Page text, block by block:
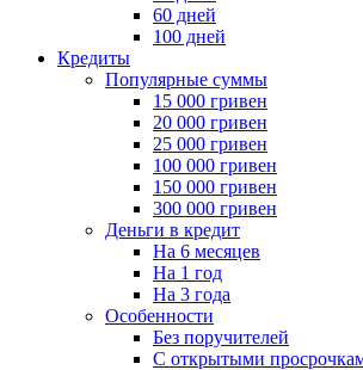
60 дней
100 дней
Кредиты
Популярные суммы
15 000 гривен
20 000 гривен
25 000 гривен
100 000 гривен
150 000 гривен
300 000 гривен
Деньги в кредит
На 6 месяцев
На 1 год
На 3 года
Особенности
Без поручителей
С открытыми